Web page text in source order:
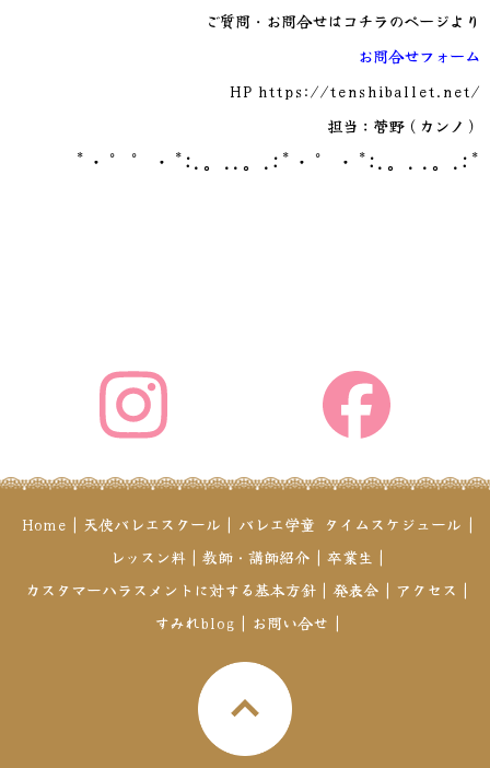
ご質問・お問合せはコチラのページより
お問合せフォーム
HP https://tenshiballet.net/
担当：菅野（カンノ）
*・゜゜・*:.。..。.:*・゜・*:.。. .。.:*
Home | 天使バレエスクール | バレエ学童 タイムスケジュール |
レッスン料 | 教師・講師紹介 | 卒業生 |
カスタマーハラスメントに対する基本方針 | 発表会 | アクセス |
すみれblog | お問い合せ |